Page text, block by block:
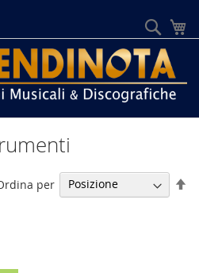
Cerca
per